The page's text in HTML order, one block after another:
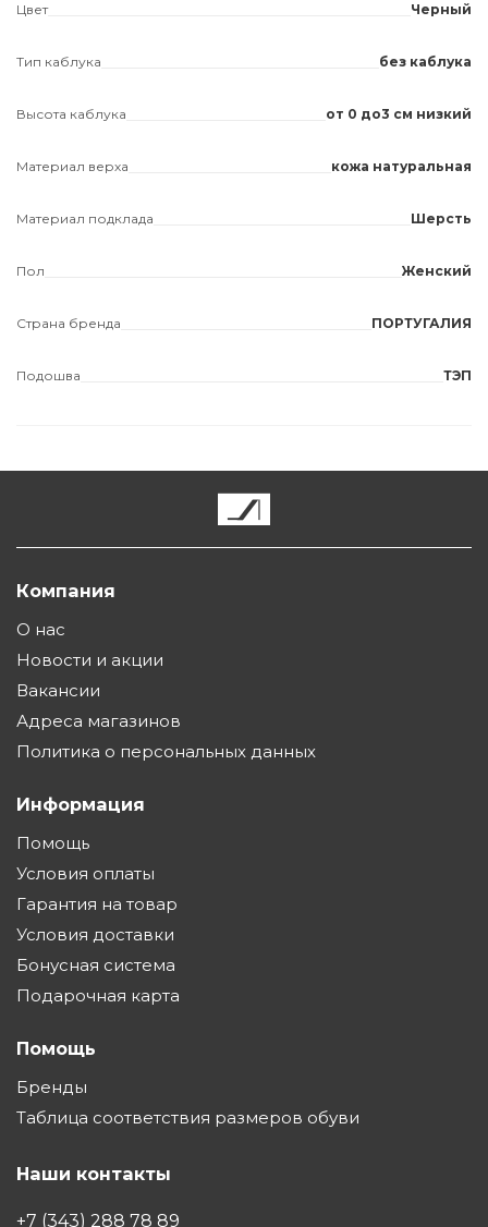
Цвет Черный
Тип каблука без каблука
Высота каблука от 0 до3 см низкий
Материал верха кожа натуральная
Материал подклада Шерсть
Пол Женский
Страна бренда ПОРТУГАЛИЯ
Подошва ТЭП
Компания
О нас
Новости и акции
Вакансии
Адреса магазинов
Политика о персональных данных
Информация
Помощь
Условия оплаты
Гарантия на товар
Условия доставки
Бонусная система
Подарочная карта
Помощь
Бренды
Таблица соответствия размеров обуви
Наши контакты
+7 (343) 288 78 89